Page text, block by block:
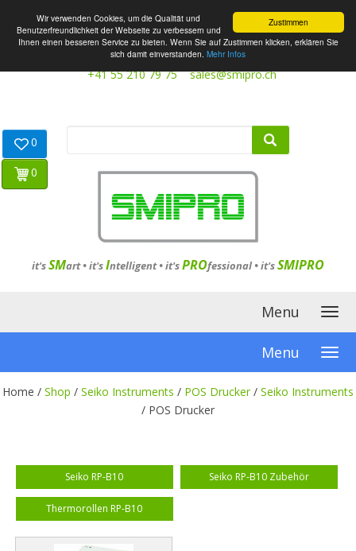
Zustimmen
Wir verwenden Cookies, um die Qualität und
Benutzerfreundlichkeit der Webseite zu verbessern und
Ihnen einen besseren Service zu bieten. Wenn Sie auf Zustimmen klicken, erklären Sie
sich damit einverstanden. Mehr Infos
+41 55 210 79 75 sales@smipro.ch
it'sSMart •it'sIntelligent•it'sPROfessional •it'sSMIPRO
0
0
Menu
Menu
Home / Shop / Seiko Instruments / POS Drucker / Seiko Instruments
/ POS Drucker
Seiko RP-B10 Seiko RP-B10 Zubehör
Thermorollen RP-B10